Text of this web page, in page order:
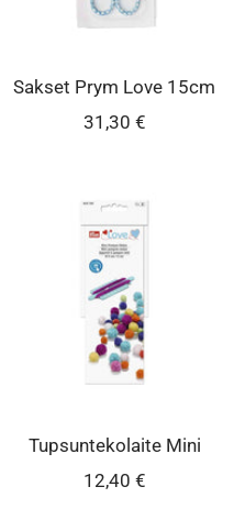
Sakset Prym Love 15cm
Alennushinta
31,30 €
Tupsuntekolaite Mini
Alennushinta
12,40 €